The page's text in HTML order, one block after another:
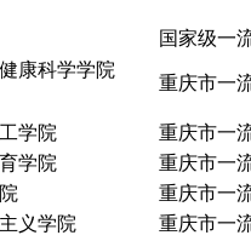
康科学学院
国家级一
重庆市一
学院
重庆市一
学院
重庆市一
重庆市一
义学院
重庆市一